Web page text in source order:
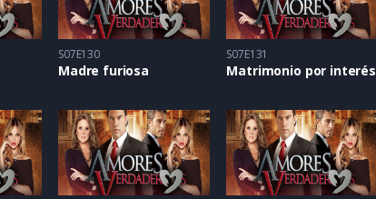
S07E130
Madre furiosa
S07E131
Matrimonio por interés